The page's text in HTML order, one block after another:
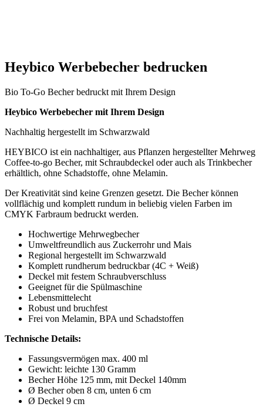
Heybico Werbebecher bedrucken
Bio To-Go Becher bedruckt mit Ihrem Design
Heybico Werbebecher mit Ihrem Design
Nachhaltig hergestellt im Schwarzwald
HEYBICO ist ein nachhaltiger, aus Pflanzen hergestellter Mehrweg
Coffee-to-go Becher, mit Schraubdeckel oder auch als Trinkbecher
erhältlich, ohne Schadstoffe, ohne Melamin.
Der Kreativität sind keine Grenzen gesetzt. Die Becher können
vollflächig und komplett rundum in beliebig vielen Farben im
CMYK Farbraum bedruckt werden.
Hochwertige Mehrwegbecher
Umweltfreundlich aus Zuckerrohr und Mais
Regional hergestellt im Schwarzwald
Komplett rundherum bedruckbar (4C + Weiß)
Deckel mit festem Schraubverschluss
Geeignet für die Spülmaschine
Lebensmittelecht
Robust und bruchfest
Frei von Melamin, BPA und Schadstoffen
Technische Details:
Fassungsvermögen max. 400 ml
Gewicht: leichte 130 Gramm
Becher Höhe 125 mm, mit Deckel 140mm
Ø Becher oben 8 cm, unten 6 cm
Ø Deckel 9 cm